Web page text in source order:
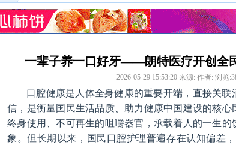
一辈子养一口好牙——朗特医疗开创全
2026-05-29 15:53:20 来源: 作者: 浏览:
口腔健康是人体全身健康的重要开端，直接关
信，是衡量国民生活品质、助力健康中国建设的核
终身使用、不可再生的咀嚼器官，承载着人的一生
象。但长期以来，国民口腔护理普遍存在认知偏差